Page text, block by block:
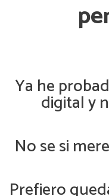
Ya he
digital y
No se si
Prefiero